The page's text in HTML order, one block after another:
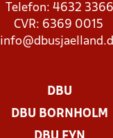
Telefon: 4632 3366
CVR: 6369 0015
DBU
DBU BORNHOLM